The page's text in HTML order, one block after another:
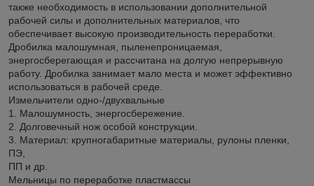
также необходимость в использовании дополнительной
рабочей силы и дополнительных материалов, что
обеспечивает высокую производительность переработки.
Дробилка малошумная, пыленепроницаемая,
энергосберегающая и рассчитана на долгую непрерывную
работу. Дробилка занимает мало места и может эффективно
использоваться в рабочей среде.
Измельчители одно-/двухвальные
1. Малошумность, энергосбережение.
2. Долговечный нож особой конструкции.
3. Материал: крупногабаритные материалы, рулоны пленки,
ПЭ,
ПП и др.
Мельницы по переработке пластмассы